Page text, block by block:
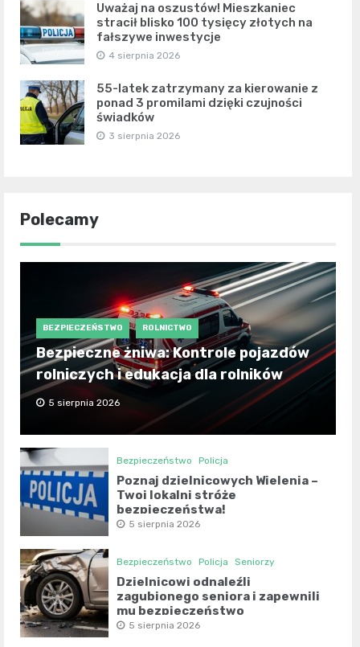
Uważaj na oszustów! Mieszkaniec
stracił blisko 100 tysięcy złotych na
fałszywe inwestycje
4 sierpnia 2026
55-latek zatrzymany za kierowanie z
ponad 3 promilami dzięki czujności
świadków
3 sierpnia 2026
Polecamy
BEZPIECZEŃSTWO ROLNICTWO
Bezpieczne żniwa: Kontrole pojazdów
rolniczych i edukacja dla rolników
5 sierpnia 2026
Bezpieczeństwo Policja
Poznaj dzielnicowych Wielenia –
Twoi lokalni stróże
bezpieczeństwa!
5 sierpnia 2026
Bezpieczeństwo Policja Seniorzy
Dzielnicowi odnaleźli
zagubionego seniora i zapewnili
mu bezpieczeństwo
5 sierpnia 2026